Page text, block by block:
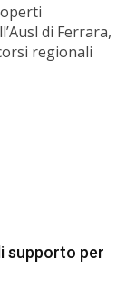
di Ferrara,
regionali
supporto per